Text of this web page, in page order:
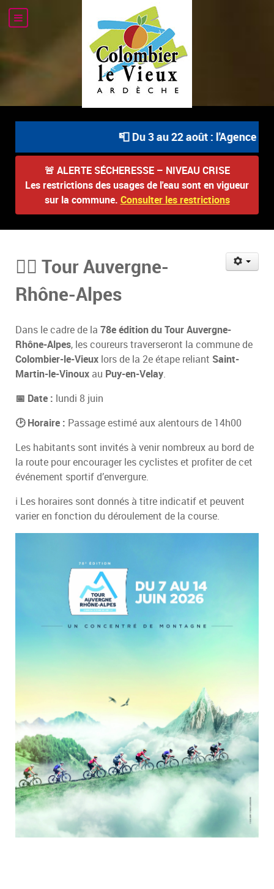
📮 Du 3 au 22 août : l'Agence
🚨 ALERTE SÉCHERESSE – NIVEAU CRISE
Les restrictions des usages de l'eau sont en vigueur
sur la commune. Consulter les restrictions
🚴‍♂️ Tour Auvergne-
Rhône-Alpes
Dans le cadre de la 78e édition du Tour Auvergne-
Rhône-Alpes, les coureurs traverseront la commune de
Colombier-le-Vieux lors de la 2e étape reliant Saint-
Martin-le-Vinoux au Puy-en-Velay.
📅 Date : lundi 8 juin
🕑 Horaire : Passage estimé aux alentours de 14h00
Les habitants sont invités à venir nombreux au bord de
la route pour encourager les cyclistes et profiter de cet
événement sportif d’envergure.
ℹ️ Les horaires sont donnés à titre indicatif et peuvent
varier en fonction du déroulement de la course.